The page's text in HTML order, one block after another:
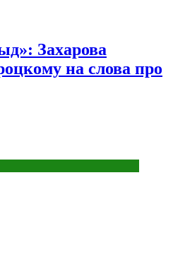
Захарова
на слова про